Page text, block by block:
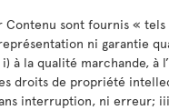
Contenu sont fournis « tels
ni garantie
à la qualité marchande, à
droits de propriété
interruption, ni erreur;